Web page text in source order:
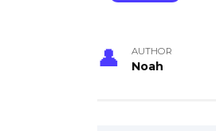
AUTHOR
Noah